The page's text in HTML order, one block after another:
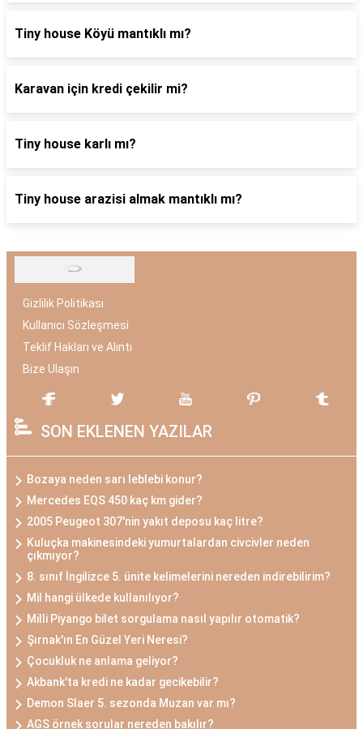
Tiny house Köyü mantıklı mı?
Karavan için kredi çekilir mi?
Tiny house karlı mı?
Tiny house arazisi almak mantıklı mı?
Gizlilik Politikası
Kullanıcı Sözleşmesi
Teklif Hakları ve Alıntı
Bize Ulaşın
SON EKLENEN YAZILAR
Bozaya neden sarı leblebi konur?
Mercedes EQS 450 kaç km gider?
2005 Peugeot 307'nin yakıt deposu kaç litre?
Kuluçka makinesindeki yumurtalardan civcivler neden
çıkmıyor?
8. sınıf İngilizce 5. ünite kelimelerini nereden indirebilirim?
Mil hangi ülkede kullanılıyor?
Milli Piyango bilet sorgulama nasıl yapılır otomatik?
Şırnak'ın En Güzel Yeri Neresi?
Çocukluk ne anlama geliyor?
Akbank'ta kredi ne kadar gecikebilir?
Demon Slaer 5. sezonda Muzan var mı?
AGS örnek sorular nereden bakılır?